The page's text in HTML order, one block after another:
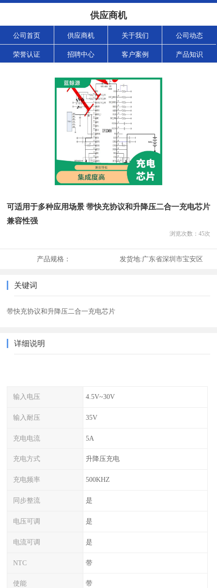
供应商机
公司首页 供应商机 关于我们 公司动态
荣誉认证 招聘中心 客户案例 产品知识
可适用于多种应用场景 带快充协议和升降压二合一充电芯片
兼容性强
浏览次数： 45次
产品规格： 发货地:广东省深圳市宝安区
关键词
带快充协议和升降压二合一充电芯片
详细说明
输入电压 4.5V~30V
输入耐压 35V
充电电流 5A
充电方式 升降压充电
充电频率 500KHZ
同步整流 是
电压可调 是
电流可调 是
NTC 带
使能 带